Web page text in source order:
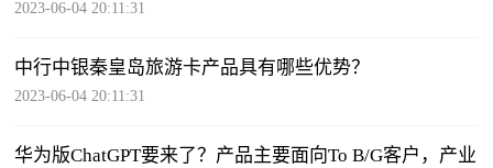
2023-06-04 20:11:31
中行中银秦皇岛旅游卡产品具有哪些优势？
2023-06-04 20:11:31
华为版ChatGPT要来了？产品主要面向To B/G客户，产业